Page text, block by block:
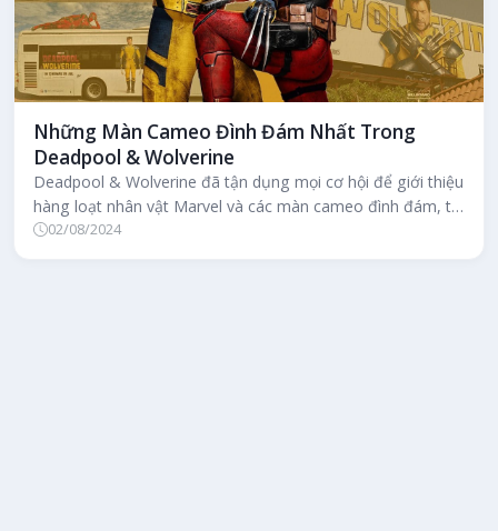
Những Màn Cameo Đình Đám Nhất Trong
Deadpool & Wolverine
Deadpool & Wolverine đã tận dụng mọi cơ hội để giới thiệu
hàng loạt nhân vật Marvel và các màn cameo đình đám, từ
các phản diện X-...
02/08/2024